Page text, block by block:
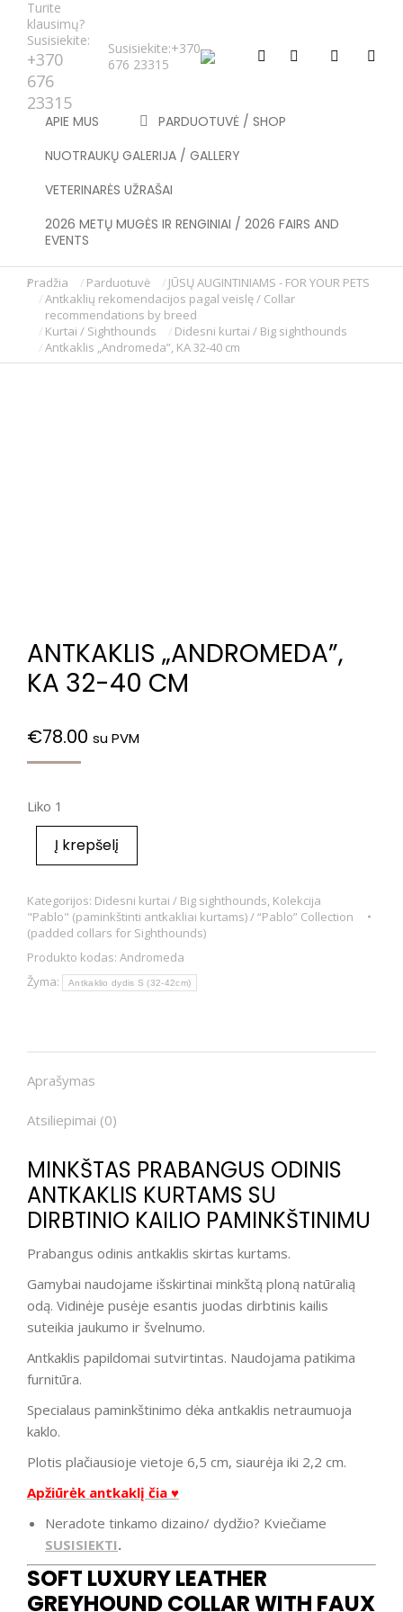
Turite
klausimų?
Susisiekite:
+370
676
23315
Susisiekite:+370
676 23315
APIE MUS
PARDUOTUVĖ / SHOP
NUOTRAUKŲ GALERIJA / GALLERY
VETERINARĖS UŽRAŠAI
2026 METŲ MUGĖS IR RENGINIAI / 2026 FAIRS AND
EVENTS
You are here:
Pradžia Parduotuvė
JŪSŲ AUGINTINIAMS - FOR YOUR PETS
Antkaklių rekomendacijos pagal veislę / Collar
recommendations by breed
Kurtai / Sighthounds
Didesni kurtai / Big sighthounds
Antkaklis „Andromeda”, KA 32-40 cm
ANTKAKLIS „ANDROMEDA”,
KA 32-40 CM
€78.00 su PVM
Liko 1
Į krepšelį
Kategorijos: Didesni kurtai / Big sighthounds, Kolekcija
"Pablo" (paminkštinti antkakliai kurtams) / “Pablo” Collection
(padded collars for Sighthounds)
Produkto kodas: Andromeda
Žyma:
Antkaklio dydis S (32-42cm)
Aprašymas
Atsiliepimai (0)
MINKŠTAS PRABANGUS ODINIS
ANTKAKLIS KURTAMS SU
DIRBTINIO KAILIO PAMINKŠTINIMU
Prabangus odinis antkaklis skirtas kurtams.
Gamybai naudojame išskirtinai minkštą ploną natūralią
odą. Vidinėje pusėje esantis juodas dirbtinis kailis
suteikia jaukumo ir švelnumo.
Antkaklis papildomai sutvirtintas. Naudojama patikima
furnitūra.
Specialaus paminkštinimo dėka antkaklis netraumuoja
kaklo.
Plotis plačiausioje vietoje 6,5 cm, siaurėja iki 2,2 cm.
Apžiūrėk antkaklį čia ♥
Neradote tinkamo dizaino/ dydžio? Kviečiame
SUSISIEKTI.
SOFT LUXURY LEATHER
GREYHOUND COLLAR WITH FAUX